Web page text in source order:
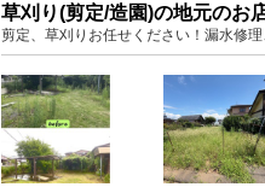
草刈り(剪定/造園)の地元のお
剪定、草刈りお任せください！漏水修